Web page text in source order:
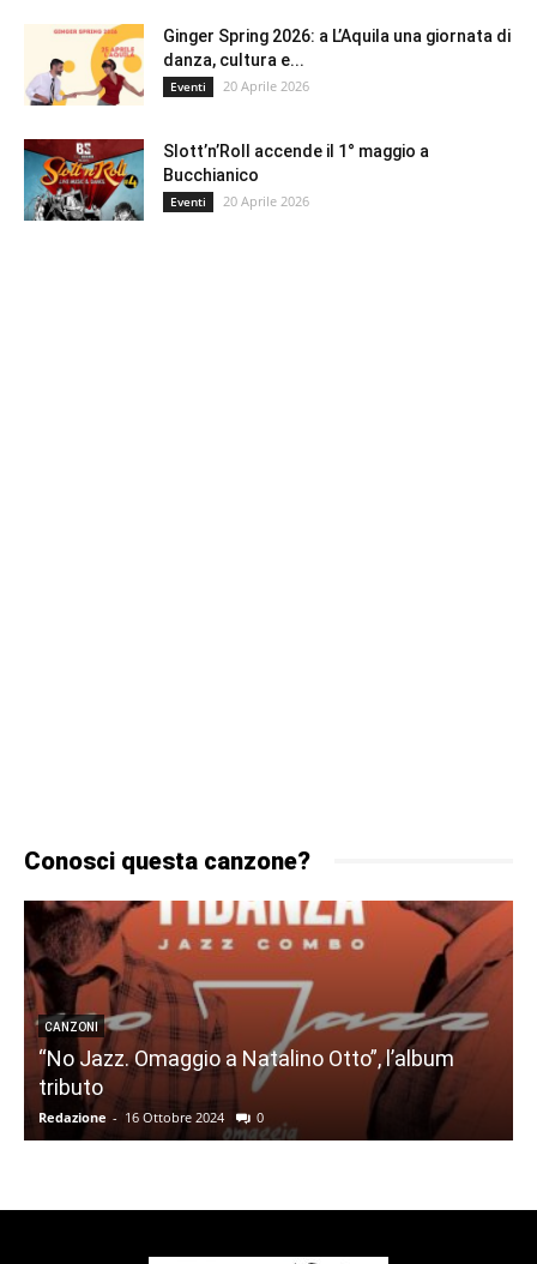
Ginger Spring 2026: a L’Aquila una giornata di
danza, cultura e...
Eventi 20 Aprile 2026
Slott’n’Roll accende il 1° maggio a
Bucchianico
Eventi 20 Aprile 2026
Conosci questa canzone?
CANZONI
“No Jazz. Omaggio a Natalino Otto”, l’album
tributo
Redazione - 16 Ottobre 2024 0